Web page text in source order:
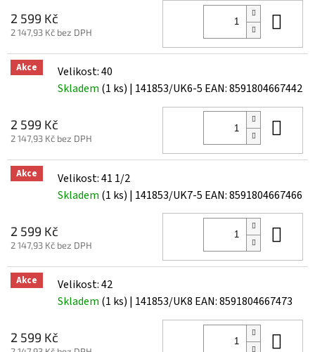
2 599 Kč
2 147,93 Kč bez DPH
Akce
Velikost: 40
Skladem (1 ks) | 141853/UK6-5 EAN:8591804667442
2 599 Kč
2 147,93 Kč bez DPH
Akce
Velikost: 41 1/2
Skladem (1 ks) | 141853/UK7-5 EAN:8591804667466
2 599 Kč
2 147,93 Kč bez DPH
Akce
Velikost: 42
Skladem (1 ks) | 141853/UK8 EAN:8591804667473
2 599 Kč